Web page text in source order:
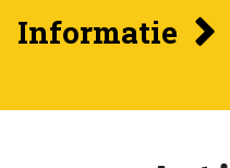
Informatie